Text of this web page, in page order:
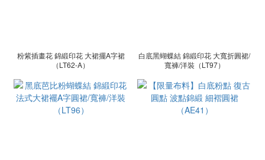
粉紫插畫花 錦緞印花 大裙擺A字裙
（LT62-A）
白底黑蝴蝶結 錦緞印花 大寬折圓裙/
寬褲/洋裝（LT97）